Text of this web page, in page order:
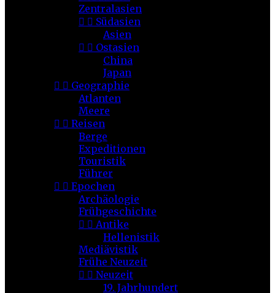
Zentralasien
  Südasien
Asien
  Ostasien
China
Japan
  Geographie
Atlanten
Meere
  Reisen
Berge
Expeditionen
Touristik
Führer
  Epochen
Archäologie
Frühgeschichte
  Antike
Hellenistik
Mediävistik
Frühe Neuzeit
  Neuzeit
19. Jahrhundert